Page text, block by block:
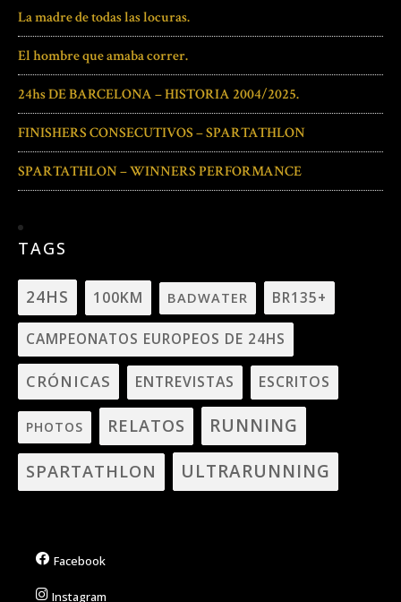
La madre de todas las locuras.
El hombre que amaba correr.
24hs DE BARCELONA – HISTORIA 2004/2025.
FINISHERS CONSECUTIVOS – SPARTATHLON
SPARTATHLON – WINNERS PERFORMANCE
TAGS
24HS 100KM BADWATER BR135+
CAMPEONATOS EUROPEOS DE 24HS
CRÓNICAS ENTREVISTAS ESCRITOS
PHOTOS RELATOS RUNNING
SPARTATHLON ULTRARUNNING
Facebook
Instagram